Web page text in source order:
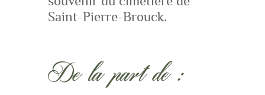
Saint-Pierre-Brouck.
De la part de :